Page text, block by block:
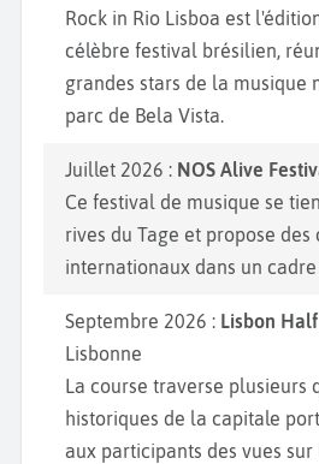
cet endroit un centre culturel
de nature iront ensuite faire
nations. Si vous souhaitez
spécialités portugaises, nous
goûter au délicieux bacalhau,
et de pomme de terre ou au
version sucrée. Vous serez
voyage au Portugal.
Rock in Rio Lisboa est
célèbre festival brésilien,
grandes stars de la musique
parc de Bela Vista.
Juillet 2026 : NOS Alive
Ce festival de musique se
rives du Tage et propose des
internationaux dans un
Septembre 2026 : Lisbon
Lisbonne
La course traverse plusieurs
historiques de la capitale
aux participants des vues